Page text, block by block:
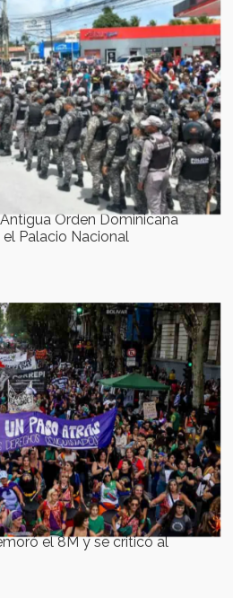
Orden Dominicana
Palacio Nacional
el 8M y se criticó al